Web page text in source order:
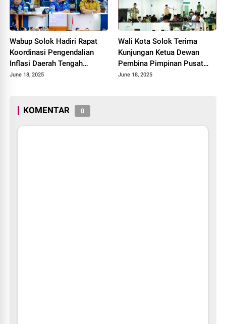
Wabup Solok Hadiri Rapat
Koordinasi Pengendalian
Inflasi Daerah Tengah
Provinsi Sumatera Barat
June 18, 2025
Wali Kota Solok Terima
Kunjungan Ketua Dewan
Pembina Pimpinan Pusat
Muhammadiyah Tahun 2025.
June 18, 2025
KOMENTAR 0